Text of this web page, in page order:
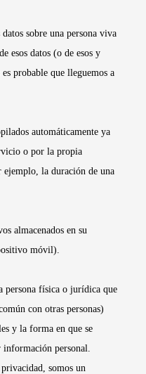
sobre una persona viva
esos datos (o de esos y
probable que lleguemos a
automáticamente ya
o por la propia
la duración de una
almacenados en su
móvil).
persona física o jurídica que
con otras personas)
y la forma en que se
información personal.
somos un